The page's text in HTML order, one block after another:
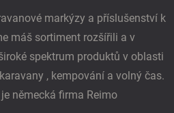
markýzy a příslušenství k
máš sortiment rozšířili a v
spektrum produktů v oblasti
, kempování a volný čas.
německá firma Reimo